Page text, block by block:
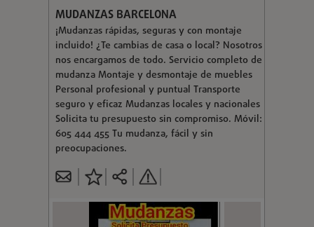
MUDANZAS BARCELONA
¡Mudanzas rápidas, seguras y con montaje
incluido! ¿Te cambias de casa o local? Nosotros
nos encargamos de todo. Servicio completo de
mudanza Montaje y desmontaje de muebles
Personal profesional y puntual Transporte
seguro y eficaz Mudanzas locales y nacionales
Solicita tu presupuesto sin compromiso. Móvil:
605 444 455 Tu mudanza, fácil y sin
preocupaciones.